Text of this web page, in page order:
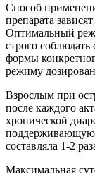
Способ
препарата
Оптимальный
строго соблюдать
формы
режиму
Взрослым при
после каждого
хронической
поддерживающую
составляла 1-2
Максимальная